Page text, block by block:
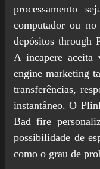
processamento
computador ou
depósitos through
A incapere aceita
engine marketing
transferências,
instantâneo. O
Bad fire
possibilidade de
como o grau de